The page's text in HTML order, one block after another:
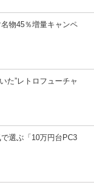
物45％増量キャンペ
た”レトロフューチャ
選ぶ「10万円台PC3